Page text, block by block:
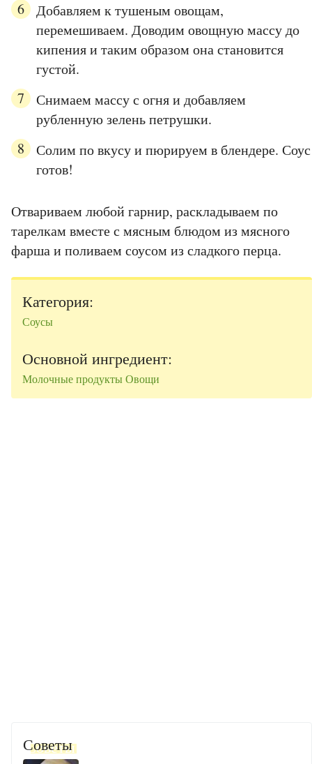
Добавляем к тушеным овощам,
перемешиваем. Доводим овощную массу до
кипения и таким образом она становится
густой.
Снимаем массу с огня и добавляем
рубленную зелень петрушки.
Солим по вкусу и пюрируем в блендере. Соус
готов!
Отвариваем любой гарнир, раскладываем по
тарелкам вместе с мясным блюдом из мясного
фарша и поливаем соусом из сладкого перца.
Категория:
Соусы
Основной ингредиент:
Молочные продуктыОвощи
Советы